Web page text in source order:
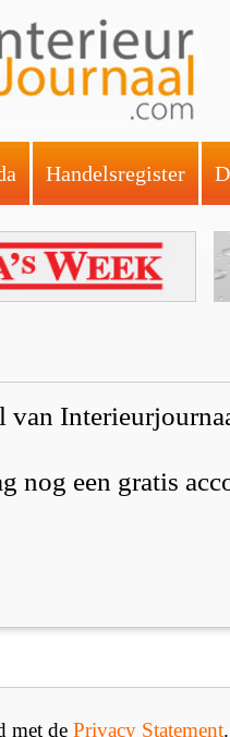
Handelsregister
van
nog een gratis
met de Privacy Statement.